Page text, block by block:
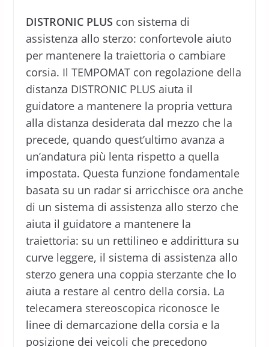
DISTRONIC PLUS con sistema di
assistenza allo sterzo: confortevole aiuto
per mantenere la traiettoria o cambiare
corsia. Il TEMPOMAT con regolazione della
distanza DISTRONIC PLUS aiuta il
guidatore a mantenere la propria vettura
alla distanza desiderata dal mezzo che la
precede, quando quest’ultimo avanza a
un’andatura più lenta rispetto a quella
impostata. Questa funzione fondamentale
basata su un radar si arricchisce ora anche
di un sistema di assistenza allo sterzo che
aiuta il guidatore a mantenere la
traiettoria: su un rettilineo e addirittura su
curve leggere, il sistema di assistenza allo
sterzo genera una coppia sterzante che lo
aiuta a restare al centro della corsia. La
telecamera stereoscopica riconosce le
linee di demarcazione della corsia e la
posizione dei veicoli che precedono